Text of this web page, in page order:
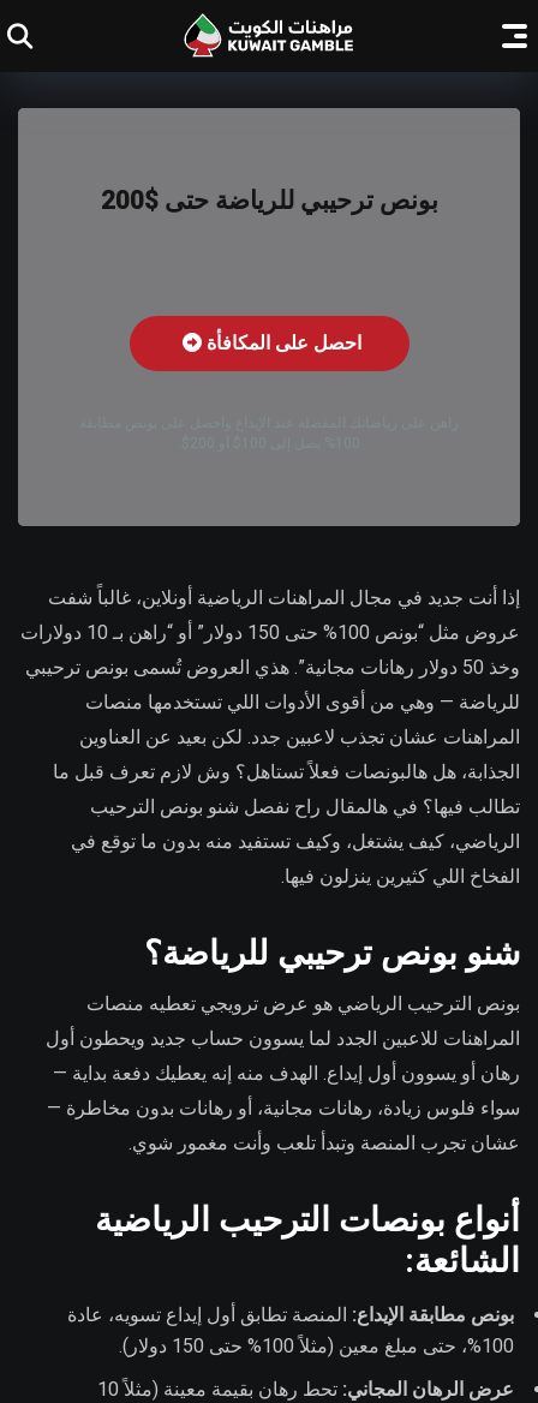
بونص ترحيبي للرياضة حتى $200
احصل على المكافأة
إذا أنت جديد في مجال المراهنات الرياضية أونلاين، غالباً شفت
عروض مثل “بونص 100% حتى 150 دولار” أو “راهن بـ 10 دولارات
وخذ 50 دولار رهانات مجانية”. هذي العروض تُسمى بونص ترحيبي
للرياضة — وهي من أقوى الأدوات اللي تستخدمها منصات
المراهنات عشان تجذب لاعبين جدد. لكن بعيد عن العناوين
الجذابة، هل هالبونصات فعلاً تستاهل؟ وش لازم تعرف قبل ما
تطالب فيها؟ في هالمقال راح نفصل شنو بونص الترحيب
الرياضي، كيف يشتغل، وكيف تستفيد منه بدون ما توقع في
الفخاخ اللي كثيرين ينزلون فيها.
شنو بونص ترحيبي للرياضة؟
بونص الترحيب الرياضي هو عرض ترويجي تعطيه منصات
المراهنات للاعبين الجدد لما يسوون حساب جديد ويحطون أول
رهان أو يسوون أول إيداع. الهدف منه إنه يعطيك دفعة بداية —
سواء فلوس زيادة، رهانات مجانية، أو رهانات بدون مخاطرة —
عشان تجرب المنصة وتبدأ تلعب وأنت مغمور شوي.
أنواع بونصات الترحيب الرياضية
الشائعة:
بونص مطابقة الإيداع: المنصة تطابق أول إيداع تسويه، عادة
100%، حتى مبلغ معين (مثلاً 100% حتى 150 دولار).
عرض الرهان المجاني:
تحط رهان بقيمة معينة (مثلاً 10